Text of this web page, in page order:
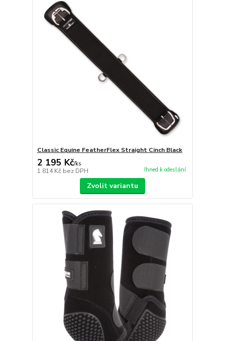
Classic Equine FeatherFlex Straight Cinch Black
2 195 Kč/ks
1 814 Kč bez DPH Ihned k odeslání
Zvolit variantu